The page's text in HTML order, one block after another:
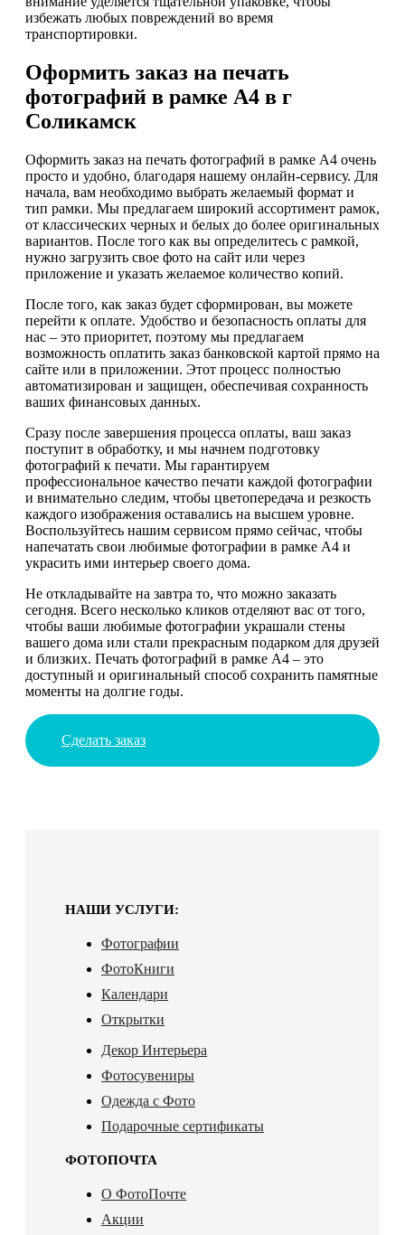
избежать любых повреждений во время
транспортировки.
Оформить заказ на печать
фотографий в рамке А4 в г
Соликамск
Оформить заказ на печать фотографий в рамке А4 очень
просто и удобно, благодаря нашему онлайн-сервису. Для
начала, вам необходимо выбрать желаемый формат и
тип рамки. Мы предлагаем широкий ассортимент рамок,
от классических черных и белых до более оригинальных
вариантов. После того как вы определитесь с рамкой,
нужно загрузить свое фото на сайт или через
приложение и указать желаемое количество копий.
После того, как заказ будет сформирован, вы можете
перейти к оплате. Удобство и безопасность оплаты для
нас – это приоритет, поэтому мы предлагаем
возможность оплатить заказ банковской картой прямо на
сайте или в приложении. Этот процесс полностью
автоматизирован и защищен, обеспечивая сохранность
ваших финансовых данных.
Сразу после завершения процесса оплаты, ваш заказ
поступит в обработку, и мы начнем подготовку
фотографий к печати. Мы гарантируем
профессиональное качество печати каждой фотографии
и внимательно следим, чтобы цветопередача и резкость
каждого изображения оставались на высшем уровне.
Воспользуйтесь нашим сервисом прямо сейчас, чтобы
напечатать свои любимые фотографии в рамке А4 и
украсить ими интерьер своего дома.
Не откладывайте на завтра то, что можно заказать
сегодня. Всего несколько кликов отделяют вас от того,
чтобы ваши любимые фотографии украшали стены
вашего дома или стали прекрасным подарком для друзей
и близких. Печать фотографий в рамке А4 – это
доступный и оригинальный способ сохранить памятные
моменты на долгие годы.
Сделать заказ
НАШИ УСЛУГИ:
Фотографии
ФотоКниги
Календари
Открытки
Декор Интерьера
Фотосувениры
Одежда с Фото
Подарочные сертификаты
ФОТОПОЧТА
О ФотоПочте
Акции